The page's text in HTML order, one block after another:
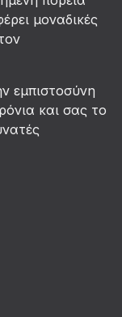
μοναδικές
εμπιστοσύνη
και σας το